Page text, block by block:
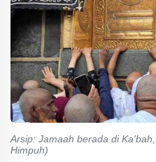
Arsip: Jamaah berada di
Himpuh)